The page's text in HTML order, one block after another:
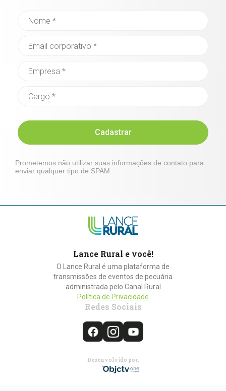
Cadastrar
Prometemos não utilizar suas informações de contato para
enviar qualquer tipo de SPAM.
Lance Rural e você!
O Lance Rural é uma plataforma de
transmissões de eventos de pecuária
administrada pelo Canal Rural
Política de Privacidade
Redes Sociais
Desenvolvido por: